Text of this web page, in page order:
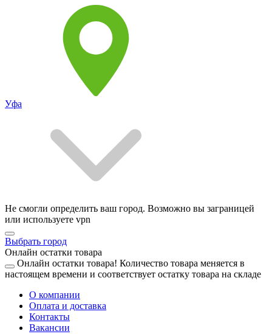
Уфа
Не смогли определить ваш город. Возможно вы заграницей
или используете vpn
Выбрать город
Онлайн остатки товара
Онлайн остатки товара! Количество товара меняется в
настоящем времени и соответствует остатку товара на складе
О компании
Оплата и доставка
Контакты
Вакансии